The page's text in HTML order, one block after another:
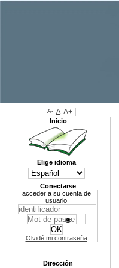
A- A A+
Inicio
Elige idioma
Conectarse
acceder a su cuenta de
usuario
Olvidé mi contraseña
Dirección